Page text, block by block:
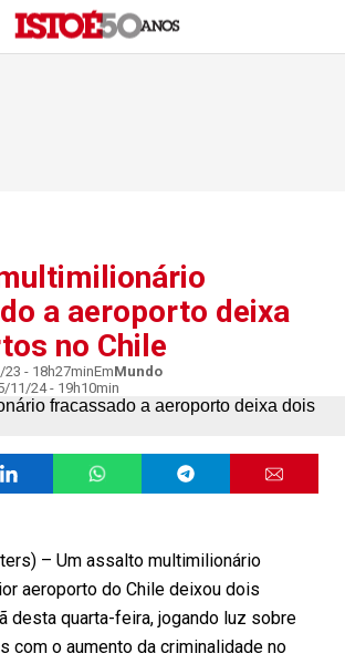
a aeroporto deixa
no Chile
- 18h27minEmMundo
11/24 - 19h10min
– Um assalto multimilionário
aeroporto do Chile deixou dois
desta quarta-feira, jogando luz sobre
com o aumento da criminalidade no